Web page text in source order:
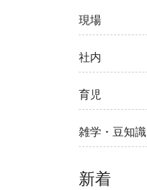
現場
社内
育児
雑学・豆知識
新着